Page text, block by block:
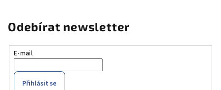
Odebírat newsletter
E-mail
Přihlásit se